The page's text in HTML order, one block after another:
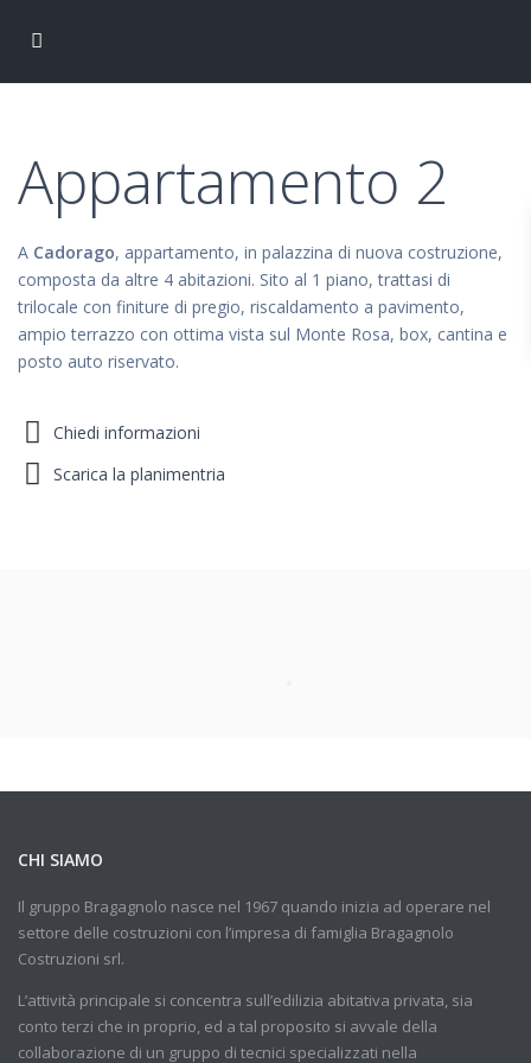
Appartamento 2
A Cadorago, appartamento, in palazzina di nuova costruzione,
composta da altre 4 abitazioni. Sito al 1 piano, trattasi di
trilocale con finiture di pregio, riscaldamento a pavimento,
ampio terrazzo con ottima vista sul Monte Rosa, box, cantina e
posto auto riservato.
Chiedi informazioni
Scarica la planimentria
CHI SIAMO
Il gruppo Bragagnolo nasce nel 1967 quando inizia ad operare nel
settore delle costruzioni con l’impresa di famiglia Bragagnolo
Costruzioni srl.
L’attività principale si concentra sull’edilizia abitativa privata, sia
conto terzi che in proprio, ed a tal proposito si avvale della
collaborazione di un gruppo di tecnici specializzati nella